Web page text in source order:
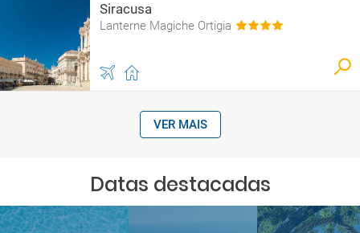
Siracusa
Lanterne Magiche Ortigia
VER MAIS
Datas destacadas